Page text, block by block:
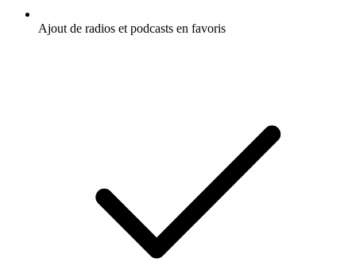
Ajout de radios et podcasts en favoris